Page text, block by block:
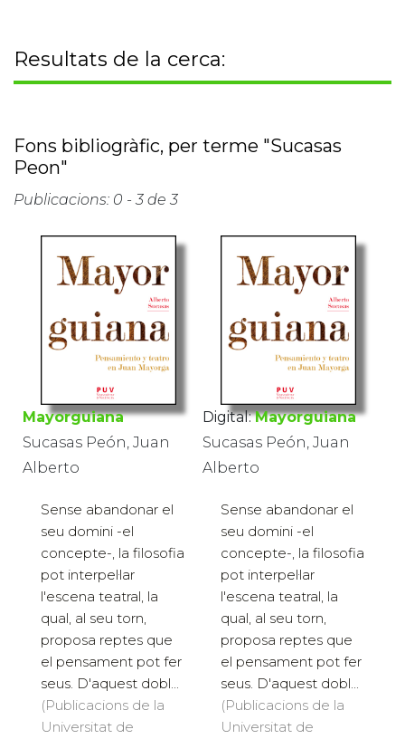
Resultats de la cerca:
Fons bibliogràfic, per terme "Sucasas
Peon"
Publicacions: 0 - 3 de 3
Mayorguiana
Sucasas Peón, Juan
Alberto
Sense abandonar el
seu domini -el
concepte-, la filosofia
pot interpel·lar
l'escena teatral, la
qual, al seu torn,
proposa reptes que
el pensament pot fer
seus. D'aquest dobl...
(Publicacions de la
Universitat de
Digital: Mayorguiana
Sucasas Peón, Juan
Alberto
Sense abandonar el
seu domini -el
concepte-, la filosofia
pot interpel·lar
l'escena teatral, la
qual, al seu torn,
proposa reptes que
el pensament pot fer
seus. D'aquest dobl...
(Publicacions de la
Universitat de